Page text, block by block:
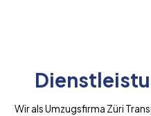
Wir als Umzugsfirma Züri